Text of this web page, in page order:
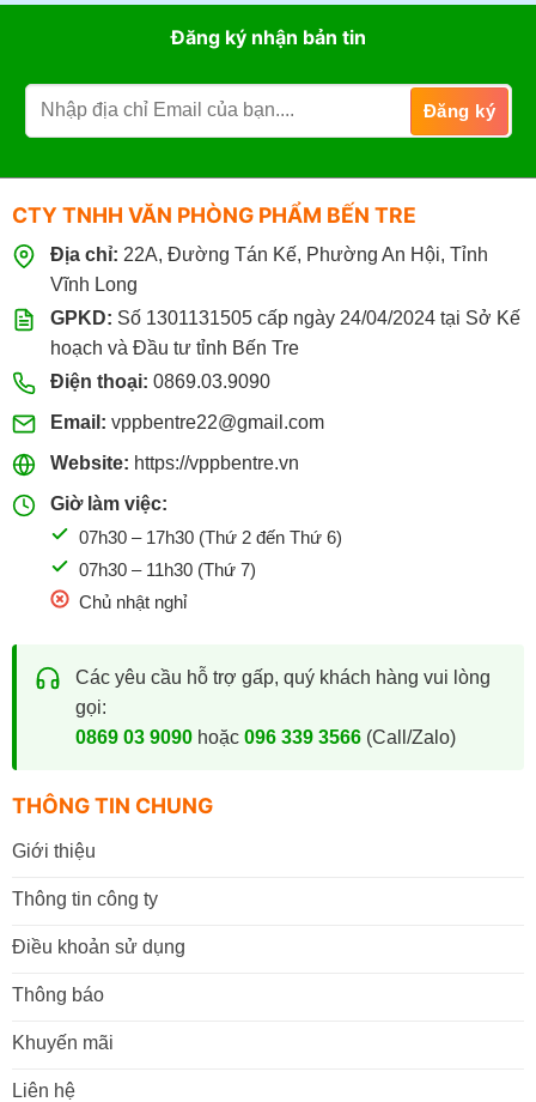
Đăng ký nhận bản tin
CTY TNHH VĂN PHÒNG PHẨM BẾN TRE
Địa chỉ: 22A, Đường Tán Kế, Phường An Hội, Tỉnh
Vĩnh Long
GPKD: Số 1301131505 cấp ngày 24/04/2024 tại Sở Kế
hoạch và Đầu tư tỉnh Bến Tre
Điện thoại: 0869.03.9090
Email: vppbentre22@gmail.com
Website: https://vppbentre.vn
Giờ làm việc:
07h30 – 17h30 (Thứ 2 đến Thứ 6)
07h30 – 11h30 (Thứ 7)
Chủ nhật nghỉ
Các yêu cầu hỗ trợ gấp, quý khách hàng vui lòng
gọi:
0869 03 9090hoặc 096 339 3566(Call/Zalo)
THÔNG TIN CHUNG
Giới thiệu
Thông tin công ty
Điều khoản sử dụng
Thông báo
Khuyến mãi
Liên hệ